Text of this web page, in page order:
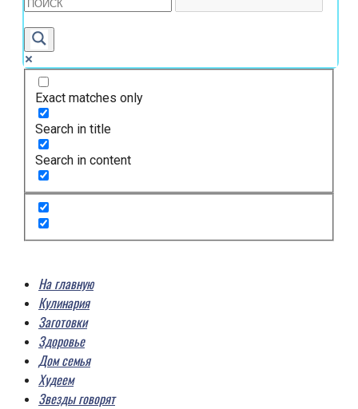
Exact matches only
Search in title
Search in content
На главную
Кулинария
Заготовки
Здоровье
Дом семья
Худеем
Звезды говорят